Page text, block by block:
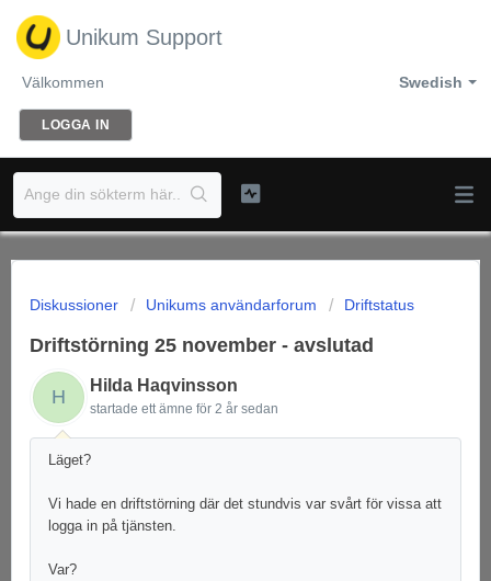
Unikum Support
Swedish
Välkommen
LOGGA IN
Diskussioner Unikums användarforum Driftstatus
Driftstörning 25 november - avslutad
H
Hilda Haqvinsson
startade ett ämne för 2 år sedan
Läget?
Vi hade en driftstörning där det stundvis var svårt för vissa att
logga in på tjänsten.
Var?